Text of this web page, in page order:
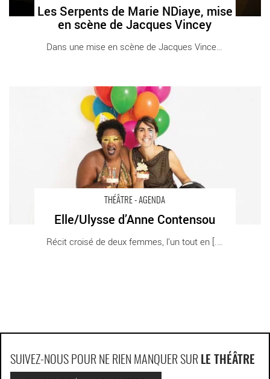
Les Serpents de Marie NDiaye, mise
en scène de Jacques Vincey
Dans une mise en scène de Jacques Vincey, [...]
THÉÂTRE - AGENDA
Elle/Ulysse d’Anne Contensou
Elle/Ulysse d’Anne Contensou - Critique sortie Théâtre Paris Les
Plateaux Sauvages
SUIVEZ-NOUS POUR NE RIEN MANQUER SUR LE THÉÂTRE